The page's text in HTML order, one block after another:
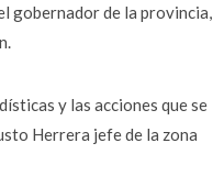
gobernador de la provincia,
y las acciones que se
Herrera jefe de la zona